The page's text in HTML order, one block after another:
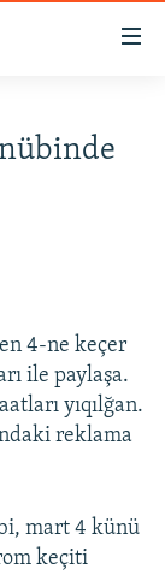
4-ne keçer
ile paylaşa.
yıqılğan.
reklama
mart 4 künü
keçiti